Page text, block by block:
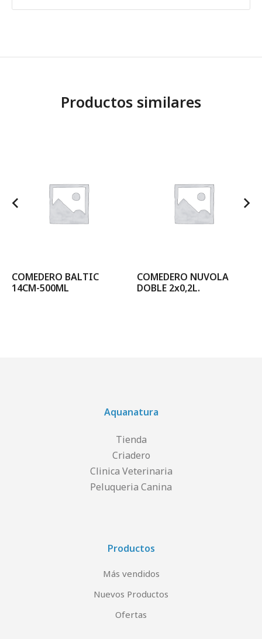
Productos similares
COMEDERO BALTIC
14CM-500ML
COMEDERO NUVOLA
DOBLE 2x0,2L.
Aquanatura
Tienda
Criadero
Clinica Veterinaria
Peluqueria Canina
Productos
Más vendidos
Nuevos Productos
Ofertas